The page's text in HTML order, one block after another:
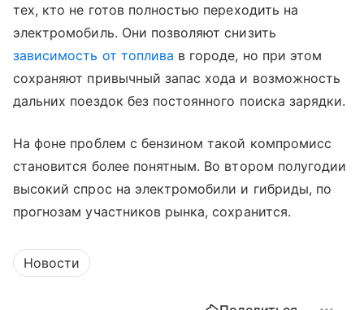
тех, кто не готов полностью переходить на
электромобиль. Они позволяют снизить
зависимость от топлива в городе, но при этом
сохраняют привычный запас хода и возможность
дальних поездок без постоянного поиска зарядки.
На фоне проблем с бензином такой компромисс
становится более понятным. Во втором полугодии
высокий спрос на электромобили и гибриды, по
прогнозам участников рынка, сохранится.
Новости